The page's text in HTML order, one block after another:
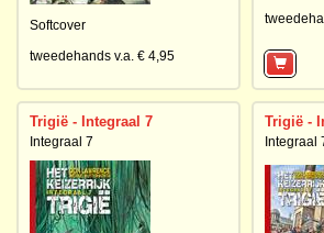
Softcover
tweedehands v.a. € 4,95
Trigië - Integraal 7
Integraal 7
Trigië -
Integraal